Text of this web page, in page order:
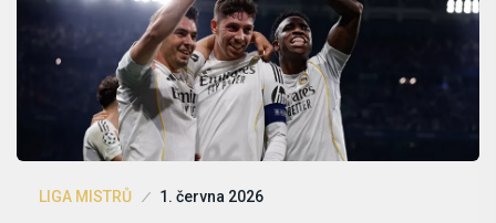
LIGA MISTRŮ 1. června 2026